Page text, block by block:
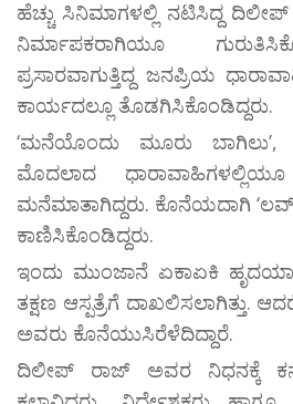
ಹೆಚ್ಚು ಸಿನಿಮಾಗಳಲ್ಲಿ ನಟಿಸಿದ್ದ
ನಿರ್ಮಾಪಕರಾಗಿಯೂ
ಪ್ರಸಾರವಾಗುತ್ತಿದ್ದ ಜನಪ್ರಿಯ
ಕಾರ್ಯದಲ್ಲೂ ತೊಡಗಿಸಿಕೊಂಡಿದ್ದರು.
‘ಮನೆಯೊಂದು ಮೂರು ಬಾಗಿಲು’,
ಮೊದಲಾದ
ಮನೆಮಾತಾಗಿದ್ದರು. ಕೊನೆಯದಾಗಿ ‘ಲವ್
ಕಾಣಿಸಿಕೊಂಡಿದ್ದರು.
ಇಂದು ಮುಂಜಾನೆ ಏಕಾಏಕಿ
ತಕ್ಷಣ ಆಸ್ಪತ್ರೆಗೆ ದಾಖಲಿಸಲಾಗಿತ್ತು.
ಅವರು ಕೊನೆಯುಸಿರೆಳೆದಿದ್ದಾರೆ.
ದಿಲೀಪ್ ರಾಜ್ ಅವರ ನಿಧನಕ್ಕೆ